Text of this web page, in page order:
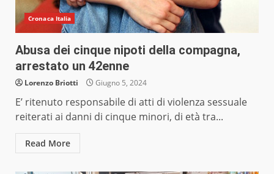
Cronaca Italia
Abusa dei cinque nipoti della compagna,
arrestato un 42enne
Lorenzo Briotti Giugno 5, 2024
E’ ritenuto responsabile di atti di violenza sessuale
reiterati ai danni di cinque minori, di età tra...
Read More